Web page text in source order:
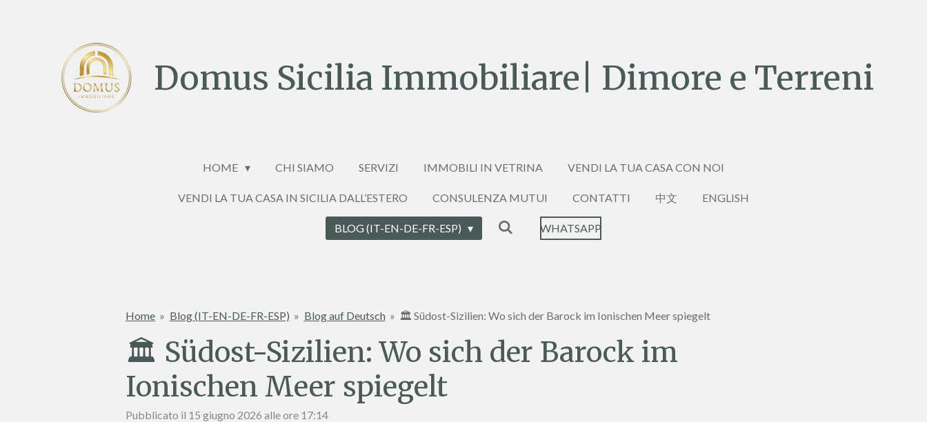
Domus Sicilia Immobiliare| Dimore e Terreni
HOME CHI SIAMO SERVIZI IMMOBILI IN VETRINA VENDI LA TUA CASA CON NOI
VENDI LA TUA CASA IN SICILIA DALL’ESTERO CONSULENZA MUTUI CONTATTI 中文 ENGLISH
BLOG (IT-EN-DE-FR-ESP) WHATSAPP
Home » Blog (IT-EN-DE-FR-ESP) » Blog auf Deutsch » 🏛️ Südost-Sizilien: Wo sich der Barock im Ionischen Meer spiegelt
🏛️ Südost-Sizilien: Wo sich der Barock im
Ionischen Meer spiegelt
Pubblicato il 15 giugno 2026 alle ore 17:14